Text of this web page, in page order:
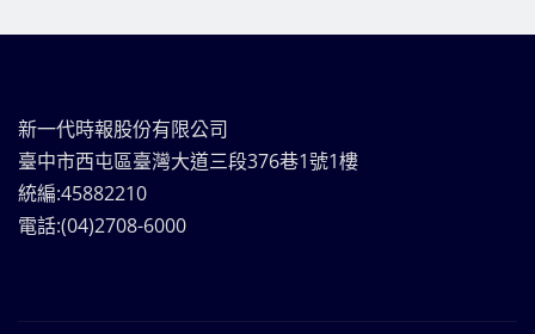
新一代時報股份有限公司
臺中市西屯區臺灣大道三段376巷1號1樓
統編:45882210
電話:(04)2708-6000